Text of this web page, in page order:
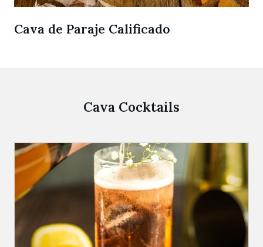
Cava de Paraje Calificado
Cava Cocktails